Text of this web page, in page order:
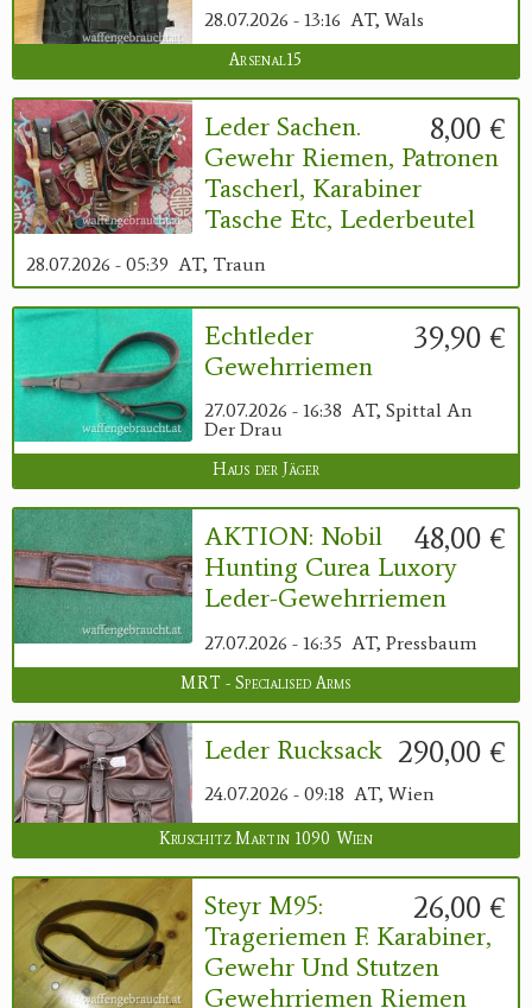
28.07.2026 - 13:16 AT, Wals
Arsenal15
8,00 €
Leder Sachen.
Gewehr Riemen, Patronen
Tascherl, Karabiner
Tasche Etc, Lederbeutel
28.07.2026 - 05:39 AT, Traun
39,90 €
Echtleder
Gewehrriemen
27.07.2026 - 16:38 AT, Spittal An
Der Drau
Haus der Jäger
48,00 €
AKTION: Nobil
Hunting Curea Luxory
Leder-Gewehrriemen
27.07.2026 - 16:35 AT, Pressbaum
MRT - Specialised Arms
290,00 €
Leder Rucksack
24.07.2026 - 09:18 AT, Wien
Kruschitz Martin 1090 Wien
26,00 €
Steyr M95:
Trageriemen F. Karabiner,
Gewehr Und Stutzen
Gewehrriemen Riemen